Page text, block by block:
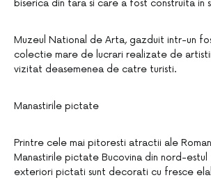
biserica din tara si care a fost construita in
Muzeul National de Arta, gazduit intr-un
colectie mare de lucrari realizate de
vizitat deasemenea de catre turisti.
Manastirile pictate
Printre cele mai pitoresti atractii ale
Manastirile pictate Bucovina din nord-
exteriori pictati sunt decorati cu fresce